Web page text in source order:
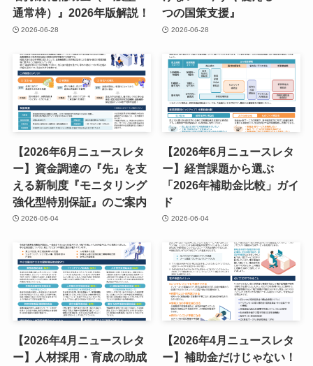
通常枠）』2026年版解説！
2026-06-28
つの国策支援』
2026-06-28
【2026年6月ニュースレタ
ー】資金調達の『先』を支
える新制度『モニタリング
強化型特別保証』のご案内
2026-06-04
【2026年6月ニュースレタ
ー】経営課題から選ぶ
「2026年補助金比較」ガイ
ド
2026-06-04
【2026年4月ニュースレタ
ー】人材採用・育成の助成
【2026年4月ニュースレタ
ー】補助金だけじゃない！